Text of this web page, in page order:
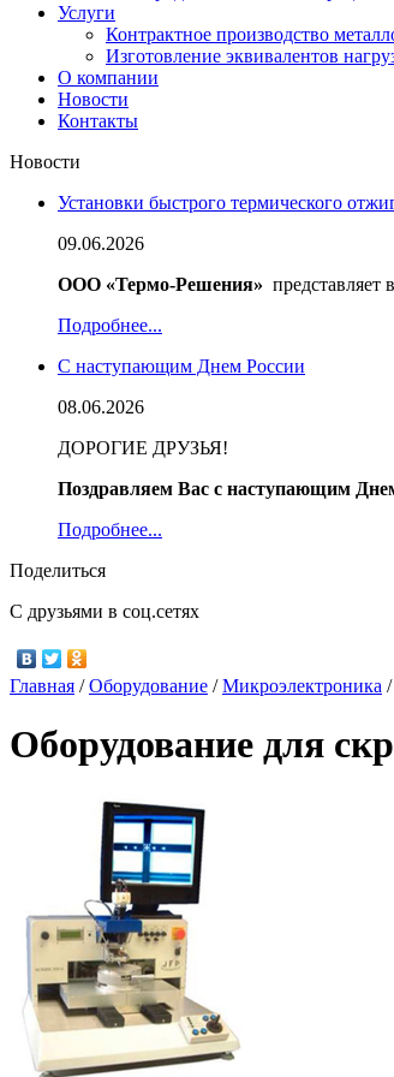
Услуги
Контрактное производство
Изготовление эквивалентов
О компании
Новости
Контакты
Новости
Установки быстрого термического
09.06.2026
ООО «Термо-Решения»
Подробнее...
С наступающим Днем России
08.06.2026
ДОРОГИЕ ДРУЗЬЯ!
Поздравляем Вас с наступающим
Подробнее...
Поделиться
С друзьями в соц.сетях
Главная /Оборудование /Микроэлектроника /
Оборудование для